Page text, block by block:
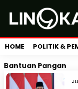
HOME POLITIK &
Bantuan Pangan